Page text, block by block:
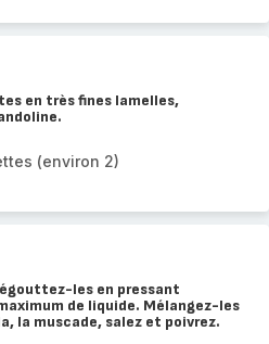
en très fines lamelles,
(environ 2)
les en pressant
de liquide. Mélangez-les
la muscade, salez et poivrez.